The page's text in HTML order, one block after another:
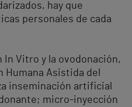
hay que
personales de cada
In Vitro y la ovodonación,
Humana Asistida del
inseminación artificial
micro-inyección